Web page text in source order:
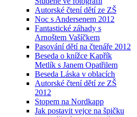
Autorské čtení dětí ze ZŠ
Noc s Andersenem 2012
Fantastické záhady s
Arnoštem Vašíčkem
Pasování dětí na čtenáře 2012
Beseda o knížce Kapřík
Metlík s Janem Opatřilem
Beseda Láska v oblacích
Autorské čtení dětí ze ZŠ
2012
Stopem na Nordkapp
Jak postavit vejce na špičku